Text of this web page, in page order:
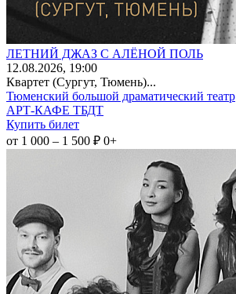
ЛЕТНИЙ ДЖАЗ С АЛЁНОЙ ПОЛЬ
12.08.2026, 19:00
Квартет (Сургут, Тюмень)...
Тюменский большой драматический театр
АРТ-КАФЕ ТБДТ
Купить билет
от 1 000 – 1 500 ₽ 0+